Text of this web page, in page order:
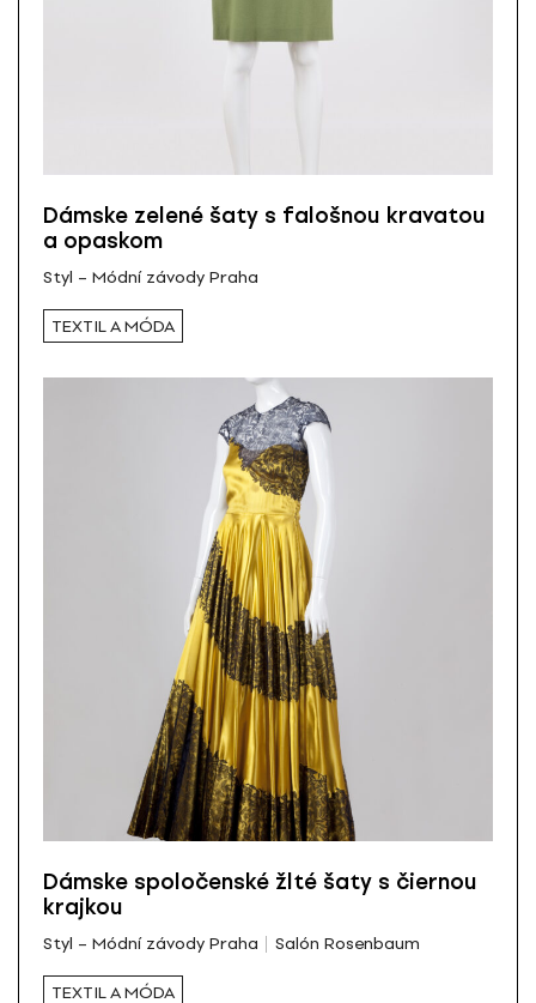
Dámske zelené šaty s falošnou kravatou
a opaskom
Styl – Módní závody Praha
TEXTIL A MÓDA
Dámske spoločenské žlté šaty s čiernou
krajkou
Styl – Módní závody Praha Salón Rosenbaum
TEXTIL A MÓDA